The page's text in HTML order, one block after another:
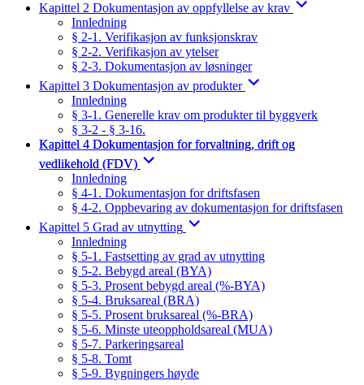
Kapittel 2 Dokumentasjon av oppfyllelse av krav
Innledning
§ 2-1. Verifikasjon av funksjonskrav
§ 2-2. Verifikasjon av ytelser
§ 2-3. Dokumentasjon av løsninger
Kapittel 3 Dokumentasjon av produkter
Innledning
§ 3-1. Generelle krav om produkter til byggverk
§ 3-2 - § 3-16.
Kapittel 4 Dokumentasjon for forvaltning, drift og
vedlikehold (FDV)
Innledning
§ 4-1. Dokumentasjon for driftsfasen
§ 4-2. Oppbevaring av dokumentasjon for driftsfasen
Kapittel 5 Grad av utnytting
Innledning
§ 5-1. Fastsetting av grad av utnytting
§ 5-2. Bebygd areal (BYA)
§ 5-3. Prosent bebygd areal (%-BYA)
§ 5-4. Bruksareal (BRA)
§ 5-5. Prosent bruksareal (%-BRA)
§ 5-6. Minste uteoppholdsareal (MUA)
§ 5-7. Parkeringsareal
§ 5-8. Tomt
§ 5-9. Bygningers høyde